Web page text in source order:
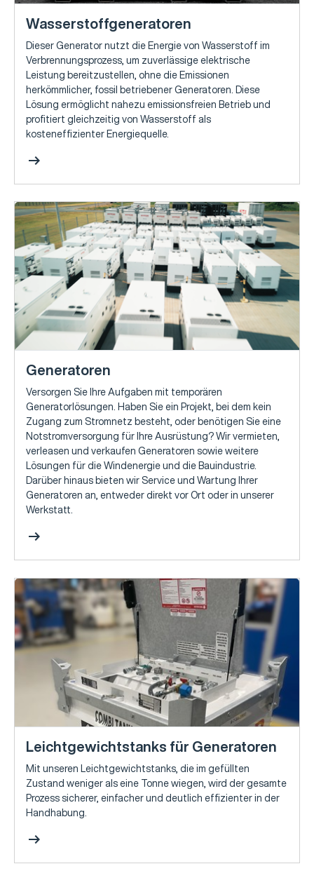
Wasserstoffgeneratoren
Dieser Generator nutzt die Energie von Wasserstoff im
Verbrennungsprozess, um zuverlässige elektrische
Leistung bereitzustellen, ohne die Emissionen
herkömmlicher, fossil betriebener Generatoren. Diese
Lösung ermöglicht nahezu emissionsfreien Betrieb und
profitiert gleichzeitig von Wasserstoff als
kosteneffizienter Energiequelle.
arrow_right_alt
Generatoren
Versorgen Sie Ihre Aufgaben mit temporären
Generatorlösungen. Haben Sie ein Projekt, bei dem kein
Zugang zum Stromnetz besteht, oder benötigen Sie eine
Notstromversorgung für Ihre Ausrüstung? Wir vermieten,
verleasen und verkaufen Generatoren sowie weitere
Lösungen für die Windenergie und die Bauindustrie.
Darüber hinaus bieten wir Service und Wartung Ihrer
Generatoren an, entweder direkt vor Ort oder in unserer
Werkstatt.
arrow_right_alt
Leichtgewichtstanks für Generatoren
Mit unseren Leichtgewichtstanks, die im gefüllten
Zustand weniger als eine Tonne wiegen, wird der gesamte
Prozess sicherer, einfacher und deutlich effizienter in der
Handhabung.
arrow_right_alt